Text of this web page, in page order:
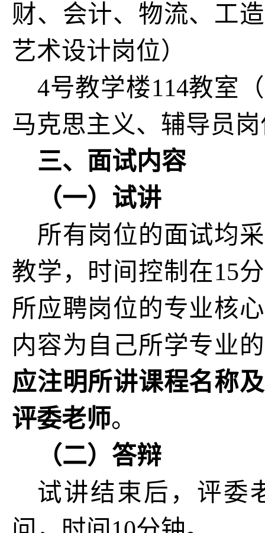
财、会计、物流、工
艺术设计岗位）
4号教学楼114教室
马克思主义、辅导员
三、面试内容
（一）试讲
所有岗位的面试均
教学，时间控制在15
所应聘岗位的专业核
内容为自己所学专业
应注明所讲课程名称
评委老师。
（二）答辩
试讲结束后，评委